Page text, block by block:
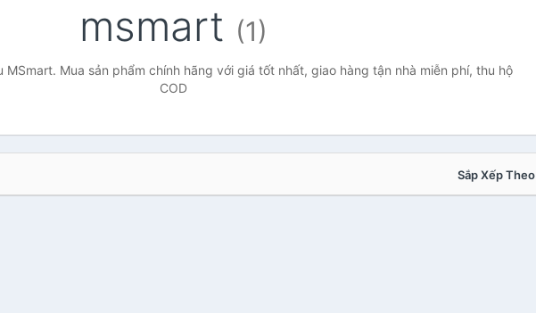
msmart (1)
MSmart. Mua sản phẩm chính hãng với giá tốt nhất, giao hàng tận nhà miễn phí, thu hộ
COD
Sắp Xếp Theo